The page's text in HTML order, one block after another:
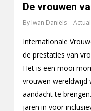
De vrouwen
By Iwan Daniëls
Internationale
de prestaties van
Het is een mooi
vrouwen wereldwijd
aandacht te
jaren in voor